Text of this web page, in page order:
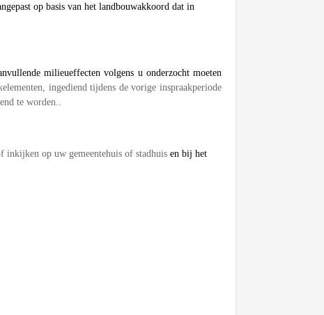
op basis van het landbouwakkoord dat in
milieueffecten volgens u onderzocht moeten
ingediend tijdens de vorige inspraakperiode
te worden..
inkijken op uw gemeentehuis of stadhuis en bij het